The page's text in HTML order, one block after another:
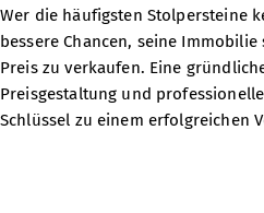
Wer die häufigsten Stolpersteine
bessere Chancen, seine
Preis zu verkaufen. Eine
Preisgestaltung und
Schlüssel zu einem erfolgreichen